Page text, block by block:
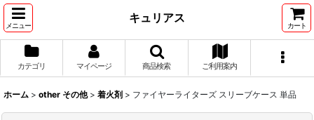
メニュー
キュリアス
カート
カテゴリ マイページ 商品検索 ご利用案内
ホーム > other その他 > 着火剤 > ファイヤーライターズ スリーブケース 単品